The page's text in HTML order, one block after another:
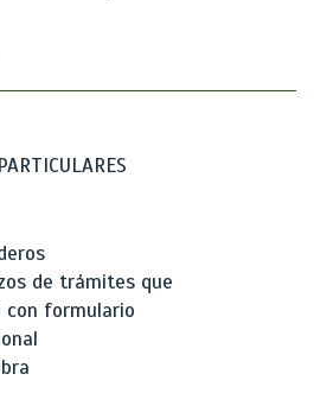
de trámites que
con formulario